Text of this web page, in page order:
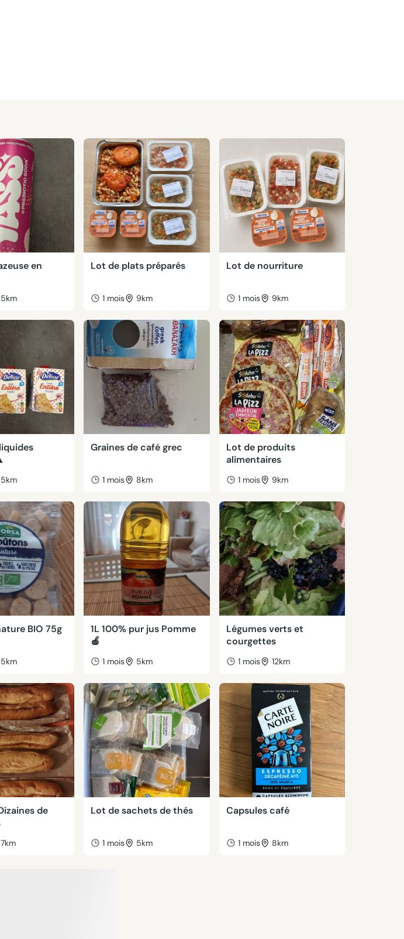
en
5km
Lot de plats préparés
1 mois 9km
Lot de nourriture
1 mois 9km
5km
Graines de café grec
1 mois 8km
Lot de produits
alimentaires
1 mois 9km
BIO 75g
5km
1L 100% pur jus Pomme
🍎
1 mois 5km
Légumes verts et
courgettes
1 mois 12km
de
7km
Lot de sachets de thés
1 mois 5km
Capsules café
1 mois 8km